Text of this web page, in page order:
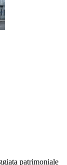
patrimoniale